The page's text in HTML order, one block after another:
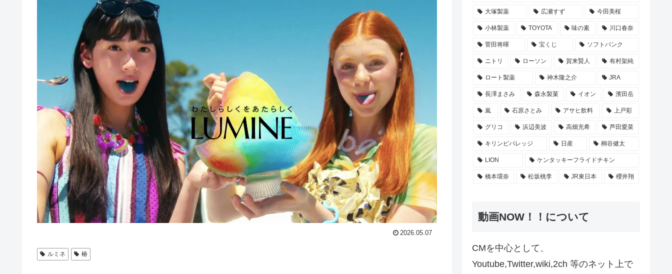
2026.05.07
ルミネ 椿
大塚製薬 広瀬すず 今田美桜
小林製薬 TOYOTA 味の素 川口春奈
菅田将暉 宝くじ ソフトバンク
ニトリ ローソン 賀来賢人 有村架純
ロート製薬 神木隆之介 JRA
長澤まさみ 森永製菓 イオン 濱田岳
嵐 石原さとみ アサヒ飲料 上戸彩
グリコ 浜辺美波 高畑充希 芦田愛菜
キリンビバレッジ 日産 桐谷健太
LION ケンタッキーフライドチキン
橋本環奈 松坂桃李 JR東日本 櫻井翔
動画NOW！！について
CMを中心として、
Youtube,Twitter,wiki,2ch 等のネット上で